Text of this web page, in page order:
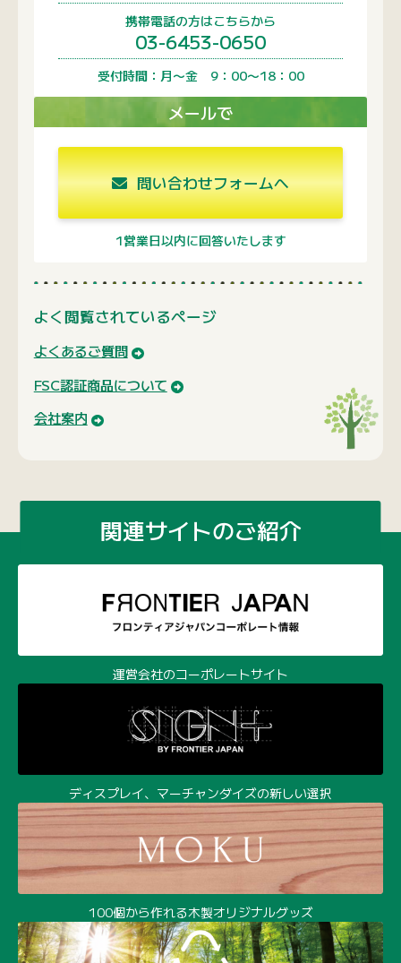
1営業日以内に回答いたします
よく閲覧されているページ
FSC認証商品について
会社案内
ディスプレイ、マーチャンダイズの新しい選択
100個から作れる木製オリジナルグッズ
環境経営時代の樹脂成形サービス